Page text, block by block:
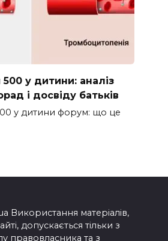
у дитини: аналіз
і досвіду батьків
у дитини форум: що це
Використання матеріалів,
допускається тільки з
правовласника та з